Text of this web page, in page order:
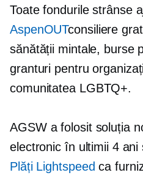
Toate fondurile strânse
AspenOUTconsiliere
sănătății mintale, burse
granturi pentru
comunitatea LGBTQ+.
AGSW a folosit soluția
electronic în ultimii 4
Plăți Lightspeed ca